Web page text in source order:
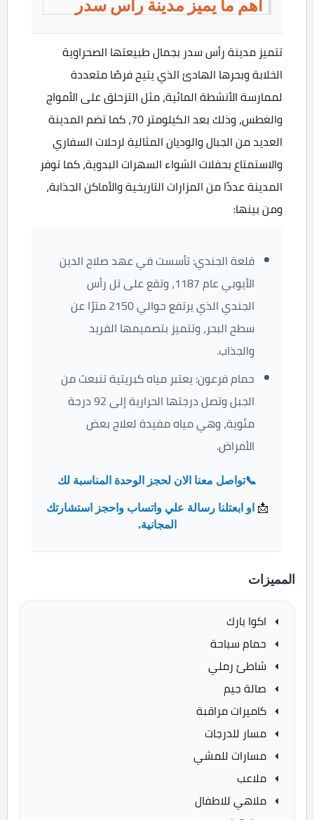
تتميز مدينة رأس سدر بجمال طبيعتها الصحراوية
الخلابة وبحرها الهادئ الذي يتيح فرصًا متعددة
لممارسة الأنشطة المائية، مثل التزحلق على الأمواج
والغطس، وذلك بعد الكيلومتر 70، كما تضم المدينة
العديد من الجبال والوديان المثالية لرحلات السفاري
والاستمتاع بحفلات الشواء السهرات البدوية، كما توفر
المدينة عددًا من المزارات التاريخية والأماكن الجذابة،
ومن بينها:
قلعة الجندي: تأسست في عهد صلاح الدين
الأيوبي عام 1187، وتقع على تل رأس
الجندي الذي يرتفع حوالي 2150 مترًا عن
سطح البحر، وتتميز بتصميمها الفريد
والجذاب.
حمام فرعون: يعتبر مياه كبريتية تنبعث من
الجبل وتصل درجتها الحرارية إلى 92 درجة
مئوية، وهي مياه مفيدة لعلاج بعض
الأمراض.
📞تواصل معنا الان لحجز الوحدة المناسبة لك
📩او ابعتلنا رسالة علي واتساب واحجز استشارتك
المجانية.
المميزات
اكوا بارك
حمام سباحة
شاطئ رملي
صالة جيم
كاميرات مراقبة
مسار للدرجات
مسارات للمشي
ملاعب
ملاهي للاطفال